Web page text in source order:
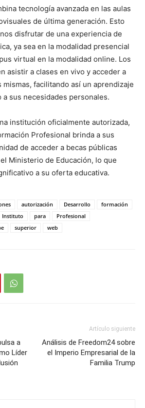
tecnología avanzada en las aulas
de última generación. Esto
disfrutar de una experiencia de
ya sea en la modalidad presencial
virtual en la modalidad online. Los
asistir a clases en vivo y acceder a
mismas, facilitando así un aprendizaje
a sus necesidades personales.
institución oficialmente autorizada,
Profesional brinda a sus
de acceder a becas públicas
Ministerio de Educación, lo que
a su oferta educativa.
autorización Desarrollo
formación
Instituto para
Profesional
superior web
a
Líder
Artículo siguiente
Análisis de Freedom24 sobre
el Imperio Empresarial de la
Familia Trump